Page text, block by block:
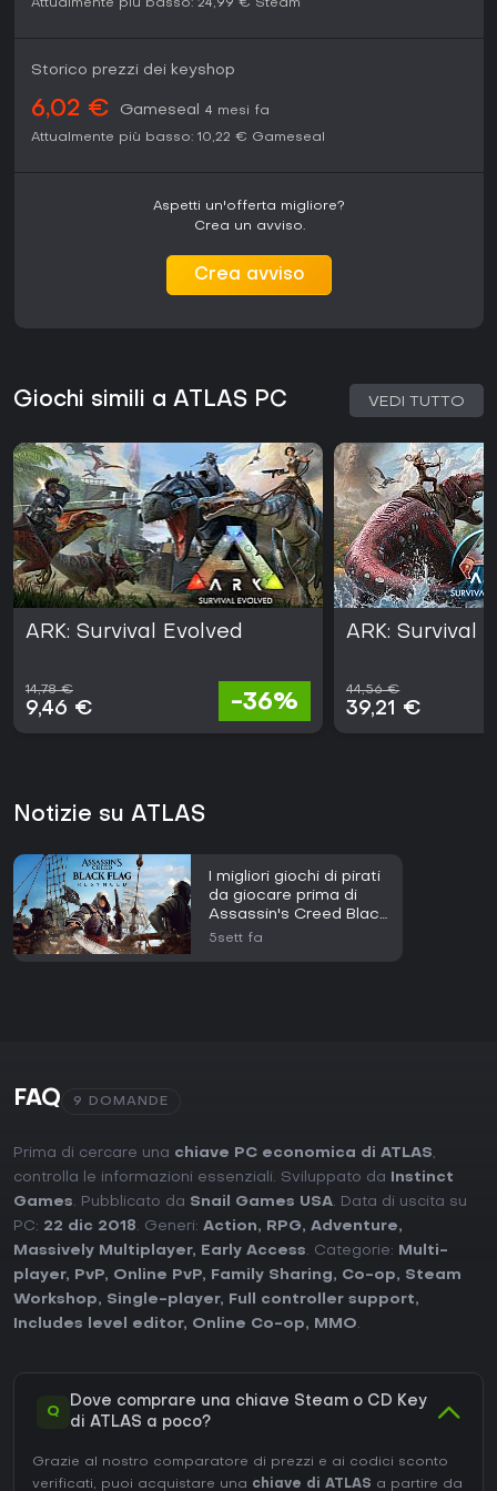
Attualmente più basso: 24,99 € Steam
Storico prezzi dei keyshop
6,02 € Gameseal
4 mesi fa
Attualmente più basso: 10,22 € Gameseal
Aspetti un'offerta migliore?
Crea un avviso.
Crea avviso
Giochi simili a ATLAS PC VEDI TUTTO
ARK: Survival Evolved
14,78 €
9,46 € -36%
ARK: Survival
44,56 €
39,21 €
Notizie su ATLAS
I migliori giochi di pirati
da giocare prima di
Assassin's Creed Black
Flag Resynced
5sett fa
FAQ 9 DOMANDE
Prima di cercare una chiave PC economica di ATLAS,
controlla le informazioni essenziali. Sviluppato da
Instinct
Games. Pubblicato da Snail Games USA. Data di uscita su
PC: 22 dic 2018. Generi: Action, RPG, Adventure,
Massively Multiplayer, Early Access. Categorie:
Multi-
player, PvP, Online PvP, Family Sharing, Co-op, Steam
Workshop, Single-player, Full controller support,
Includes level editor, Online Co-op, MMO.
Q
Dove comprare una chiave Steam o CD Key
di ATLAS a poco?
Grazie al nostro comparatore di prezzi e ai codici sconto
verificati, puoi acquistare una chiave di ATLAS a partire da